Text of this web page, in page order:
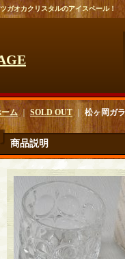
ガオカクリスタルのアイスペール！
ム｜ SOLD OUT｜ 松ヶ岡ガ
商品説明